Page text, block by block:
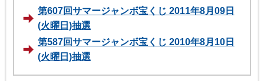
第607回サマージャンボ宝くじ 2011年8月09日
(火曜日)抽選
第587回サマージャンボ宝くじ 2010年8月10日
(火曜日)抽選